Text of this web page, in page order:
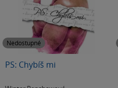
Nedostupné
PS: Chybíš mi